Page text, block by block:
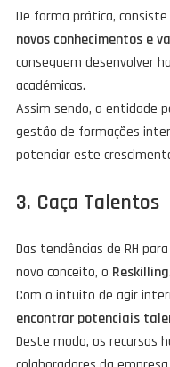
De forma prática, consiste
novos conhecimentos e
conseguem desenvolver
académicas.
Assim sendo, a entidade
gestão de formações
potenciar este
3. Caça Talentos
Das tendências de RH
novo conceito, o Reskilling.
Com o intuito de agir
encontrar potenciais
Deste modo, os recursos